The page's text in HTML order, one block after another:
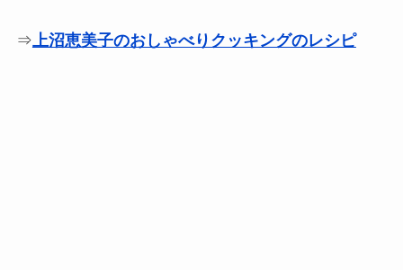
⇒ 上沼恵美子のおしゃべりクッキングのレシピ